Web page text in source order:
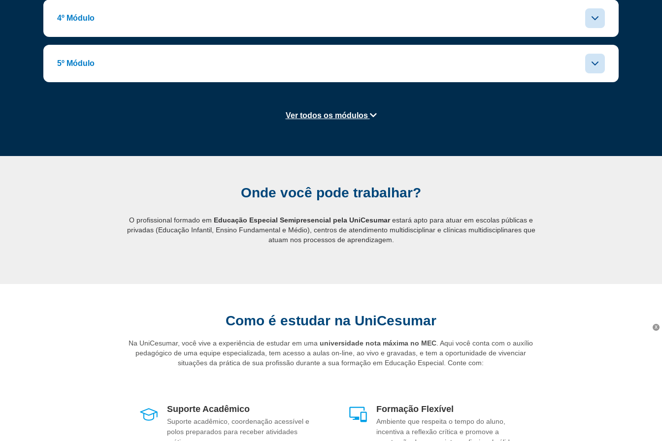
4º Módulo
5º Módulo
Ver todos os módulos
Onde você pode trabalhar?
O profissional formado em Educação Especial Semipresencial pela UniCesumarestará apto para atuar em escolas públicas e
privadas (Educação Infantil, Ensino Fundamental e Médio), centros de atendimento multidisciplinar e clínicas multidisciplinares que
atuam nos processos de aprendizagem.
Como é estudar na UniCesumar
Na UniCesumar, você vive a experiência de estudar em uma universidade nota máxima no MEC . Aqui você conta com o auxílio
pedagógico de uma equipe especializada, tem acesso a aulas on-line, ao vivo e gravadas, e tem a oportunidade de vivenciar
situações da prática de sua profissão durante a sua formação em Educação Especial. Conte com:
Suporte Acadêmico
Suporte acadêmico, coordenação acessível e
polos preparados para receber atividades
Formação Flexível
Ambiente que respeita o tempo do aluno,
incentiva a reflexão crítica e promove a
X